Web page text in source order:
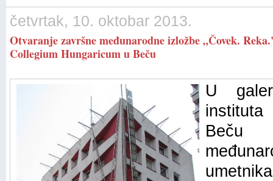
četvrtak, 10. oktobar 2013.
Otvaranje završne međunarodne izložbe „Čovek.
Collegium Hungaricum u Beču
U
instituta
Beču